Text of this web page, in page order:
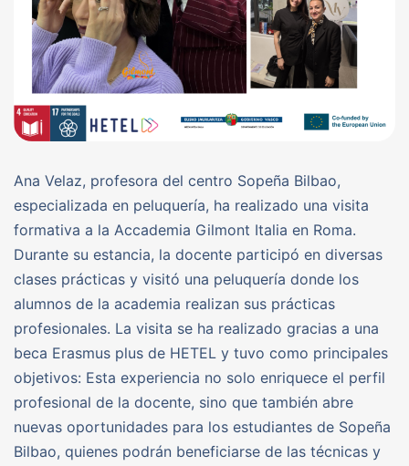
Ana Velaz, profesora del centro Sopeña Bilbao,
especializada en peluquería, ha realizado una visita
formativa a la Accademia Gilmont Italia en Roma.
Durante su estancia, la docente participó en diversas
clases prácticas y visitó una peluquería donde los
alumnos de la academia realizan sus prácticas
profesionales. La visita se ha realizado gracias a una
beca Erasmus plus de HETEL y tuvo como principales
objetivos: Esta experiencia no solo enriquece el perfil
profesional de la docente, sino que también abre
nuevas oportunidades para los estudiantes de Sopeña
Bilbao, quienes podrán beneficiarse de las técnicas y